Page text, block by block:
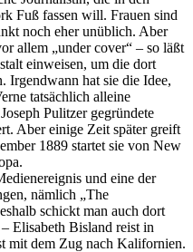
Fuß fassen will. Frauen sind
noch eher unüblich. Aber
allem „under cover“ – so läßt
einweisen, um die dort
Irgendwann hat sie die Idee,
tatsächlich alleine
Pulitzer gegründete
Aber einige Zeit später greift
1889 startet sie von New
und eine der
nämlich „The
schickt man auch dort
Elisabeth Bisland reist in
mit dem Zug nach Kalifornien.